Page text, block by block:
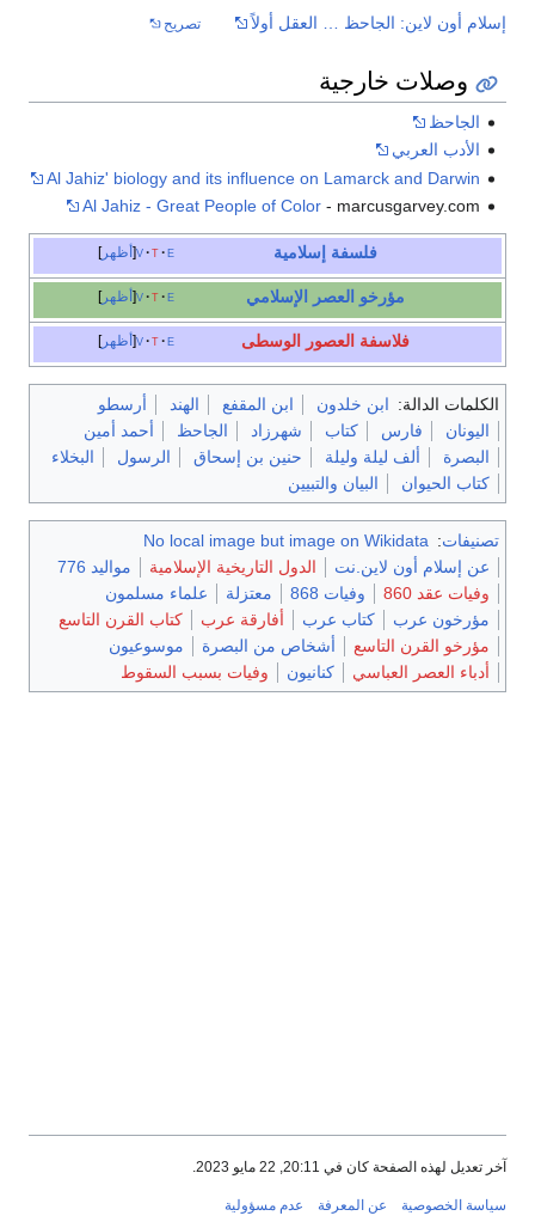
إسلام أون لاين: الجاحظ … العقل أولاً تصريح
وصلات خارجية
الجاحظ
الأدب العربي
Al Jahiz' biology and its influence on Lamarck and Darwin
Al Jahiz - Great People of Color- marcusgarvey.com
أظهر v t e فلسفة إسلامية
أظهر v t e مؤرخو العصر الإسلامي
أظهر v t e فلاسفة العصور الوسطى
الكلمات الدالة: ابن خلدون ابن المقفع الهند
أرسطو
اليونان
فارس كتاب شهرزاد الجاحظ
أحمد أمين
البصرة
ألف ليلة وليلة حنين بن إسحاق الرسول
البخلاء
كتاب الحيوان
البيان والتبيين
تصنيفات:
No local image but image on Wikidata
عن إسلام أون لاين.نت
الدول التاريخية الإسلامية
مواليد 776
وفيات عقد 860
وفيات 868 معتزلة
علماء مسلمون
مؤرخون عرب
كتاب عرب أفارقة عرب
كتاب القرن التاسع
مؤرخو القرن التاسع
أشخاص من البصرة
موسوعيون
أدباء العصر العباسي
كنانيون وفيات بسبب السقوط
آخر تعديل لهذه الصفحة كان في 20:11, 22 مايو 2023.
سياسة الخصوصية عن المعرفة عدم مسؤولية